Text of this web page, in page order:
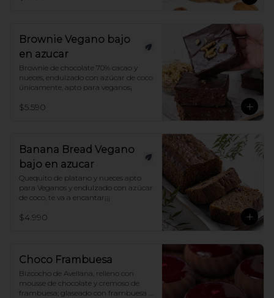
Brownie Vegano bajo
en azucar
Brownie de chocolate 70% cacao y
nueces, endulzado con azúcar de coco
únicamente, apto para veganos¡
$5.590
Banana Bread Vegano
bajo en azucar
Quequito de platano y nueces apto
para Veganos y endulzado con azúcar
de coco, te va a encantar¡¡¡
$4.990
Choco Frambuesa
Bizcocho de Avellana, relleno con
mousse de chocolate y cremoso de
frambuesa; glaseado con frambuesa